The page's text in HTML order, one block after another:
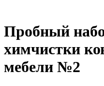
Пробный
химчистки
мебели №2